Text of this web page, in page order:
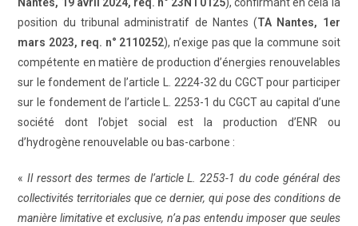
position du tribunal administratif de Nantes (TA Nantes, 1er
mars 2023, req. n° 2110252), n’exige pas que la commune soit
compétente en matière de production d’énergies renouvelables
sur le fondement de l’article L. 2224-32 du CGCT pour participer
sur le fondement de l’article L. 2253-1 du CGCT au capital d’une
société dont l’objet social est la production d’ENR ou
d’hydrogène renouvelable ou bas-carbone :
« Il ressort des termes de l’article L. 2253-1 du code général des
collectivités territoriales que ce dernier, qui pose des conditions de
manière limitative et exclusive, n’a pas entendu imposer que seules